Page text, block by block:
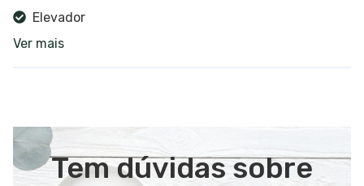
Elevador
Gerador de energia
Portão eletrônico
Alarme
Ver mais
Tem dúvidas sobre